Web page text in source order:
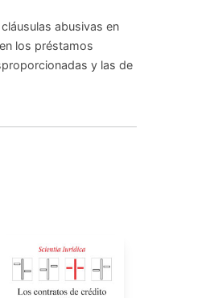
abusivas en
los préstamos
y las de